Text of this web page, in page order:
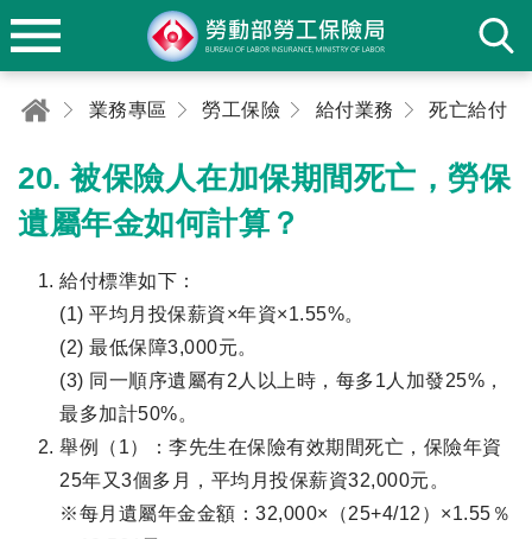
業務專區 勞工保險 給付業務 死亡給付
20. 被保險人在加保期間死亡，勞保
遺屬年金如何計算？
給付標準如下：
(1) 平均月投保薪資×年資×1.55%。
(2) 最低保障3,000元。
(3) 同一順序遺屬有2人以上時，每多1人加發25%，
最多加計50%。
舉例（1）：李先生在保險有效期間死亡，保險年資
25年又3個多月，平均月投保薪資32,000元。
※每月遺屬年金金額：32,000×（25+4/12）×1.55％